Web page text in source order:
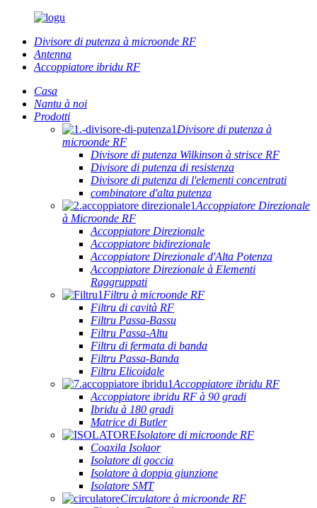
Divisore di putenza à microonde RF
Antenna
Accoppiatore ibridu RF
Casa
Nantu à noi
Prodotti
Divisore di putenza à
microonde RF
Divisore di putenza Wilkinson à strisce RF
Divisore di putenza di resistenza
Divisore di putenza di l'elementi concentrati
combinatore d'alta putenza
Accoppiatore Direzionale
à Microonde RF
Accoppiatore Direzionale
Accoppiatore bidirezionale
Accoppiatore Direzionale d'Alta Potenza
Accoppiatore Direzionale à Elementi
Raggruppati
Filtru à microonde RF
Filtru di cavità RF
Filtru Passa-Bassu
Filtru Passa-Altu
Filtru di fermata di banda
Filtru Passa-Banda
Filtru Elicoidale
Accoppiatore ibridu RF
Accoppiatore ibridu RF à 90 gradi
Ibridu à 180 gradi
Matrice di Butler
Isolatore di microonde RF
Coaxila Isolaor
Isolatore di goccia
Isolatore à doppia giunzione
Isolatore SMT
Circulatore à microonde RF